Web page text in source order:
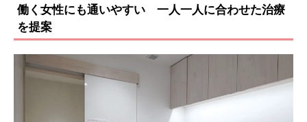
働く女性にも通いやすい 一人一人に合わせた治療
を提案